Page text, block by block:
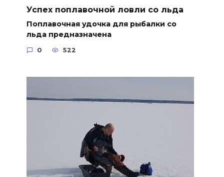
Успех поплавочной ловли со льда
Поплавочная удочка для рыбалки со
льда предназначена
0 522